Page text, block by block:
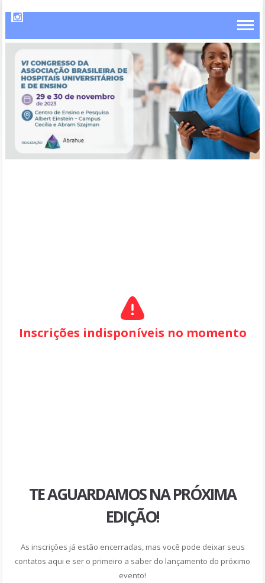
Inscrições indisponíveis no momento
TE AGUARDAMOS NA PRÓXIMA
EDIÇÃO!
As inscrições já estão encerradas, mas você pode deixar seus
contatos aqui e ser o primeiro a saber do lançamento do próximo
evento!